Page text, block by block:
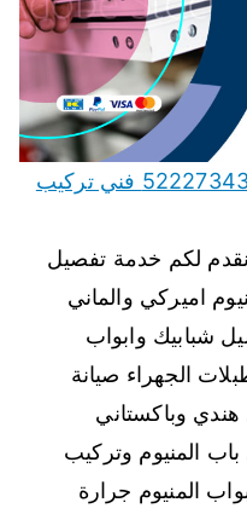
فني المنيوم اسطبلات الجهراء 52227343 فني تركيب
نقدم لكم خدمة تفصيل
اميركي والماني
شبابيك وابواب
الجهراء صيانة
هندي وباكستاني
المنيوم وتركيب
المنيوم جرارة